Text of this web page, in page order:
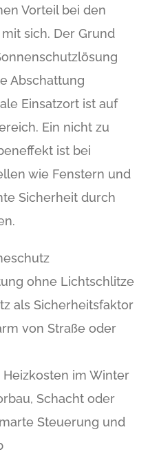
Vorteil bei den
sich. Der Grund
Abschattung
Einsatzort ist auf
Ein nicht zu
ist bei
wie Fenstern und
Sicherheit durch
ohne Lichtschlitze
als Sicherheitsfaktor
von Straße oder
im Winter
Schacht oder
Steuerung und